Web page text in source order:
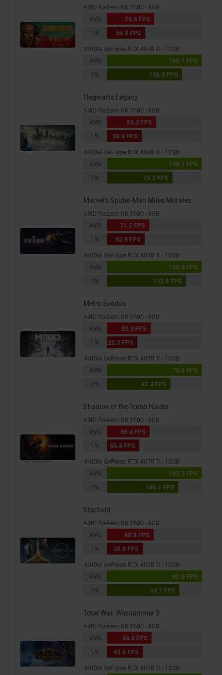
AMD Radeon RX 7600 - 8GB
AVG
79.5 FPS
1%
64.8 FPS
NVIDIA GeForce RTX 4070 Ti - 12GB
AVG
160.1 FPS
1%
126.5 FPS
Hogwarts Legacy
AMD Radeon RX 7600 - 8GB
AVG
56.2 FPS
1%
39.9 FPS
NVIDIA GeForce RTX 4070 Ti - 12GB
AVG
109.1 FPS
1%
75.2 FPS
Marvel's Spider-Man Miles Morales
AMD Radeon RX 7600 - 8GB
AVG
71.2 FPS
1%
62.9 FPS
NVIDIA GeForce RTX 4070 Ti - 12GB
AVG
159.4 FPS
1%
132.8 FPS
Metro Exodus
AMD Radeon RX 7600 - 8GB
AVG
32.3 FPS
1%
22.3 FPS
NVIDIA GeForce RTX 4070 Ti - 12GB
AVG
70.5 FPS
1%
47.4 FPS
Shadow of the Tomb Raider
AMD Radeon RX 7600 - 8GB
AVG
86.4 FPS
1%
65.4 FPS
NVIDIA GeForce RTX 4070 Ti - 12GB
AVG
193.3 FPS
1%
146.1 FPS
Starfield
AMD Radeon RX 7600 - 8GB
AVG
40.8 FPS
1%
30.9 FPS
NVIDIA GeForce RTX 4070 Ti - 12GB
AVG
82.6 FPS
1%
63.1 FPS
Total War: Warhammer 3
AMD Radeon RX 7600 - 8GB
AVG
54.8 FPS
1%
43.6 FPS
NVIDIA GeForce RTX 4070 Ti - 12GB